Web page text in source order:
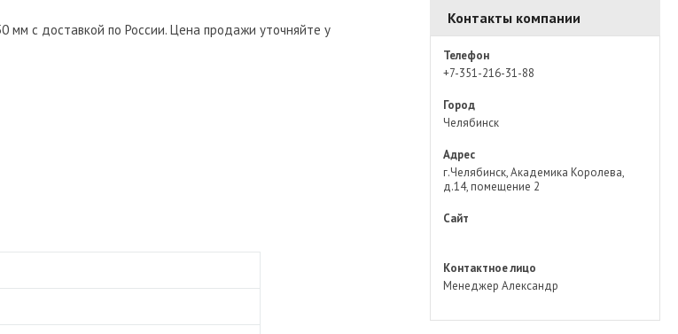
с доставкой по России. Цена продажи уточняйте у
Контакты компании
Телефон
+7-351-216-31-88
Город
Челябинск
Адрес
г.Челябинск, Академика Королева,
д.14, помещение 2
Сайт
Контактное лицо
Менеджер Александр